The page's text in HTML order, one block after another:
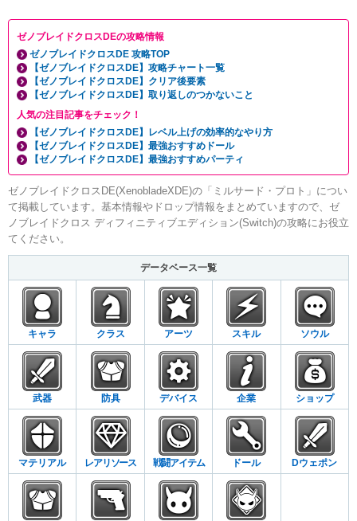
ゼノブレイドクロスDEの攻略情報
ゼノブレイドクロスDE 攻略TOP
【ゼノブレイドクロスDE】攻略チャート一覧
【ゼノブレイドクロスDE】クリア後要素
【ゼノブレイドクロスDE】取り返しのつかないこと
人気の注目記事をチェック！
【ゼノブレイドクロスDE】レベル上げの効率的なやり方
【ゼノブレイドクロスDE】最強おすすめドール
【ゼノブレイドクロスDE】最強おすすめパーティ
ゼノブレイドクロスDE(XenobladeXDE)の「ミルサード・プロト」につい
て掲載しています。基本情報やドロップ情報をまとめていますので、ゼ
ノブレイドクロス ディフィニティブエディション(Switch)の攻略にお役立
てください。
データベース一覧
キャラ クラス アーツ スキル ソウル
武器 防具 デバイス 企業 ショップ
マテリアル レアリソース 戦闘アイテム ドール Dウェポン